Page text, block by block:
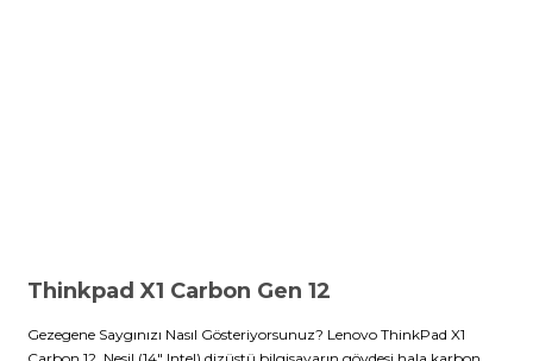
Thinkpad X1 Carbon Gen 12
Gezegene Saygınızı Nasıl Gösteriyorsunuz? Lenovo ThinkPad X1